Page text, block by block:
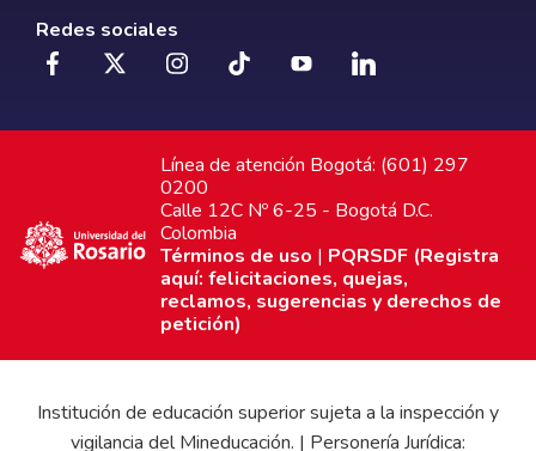
Redes sociales
Línea de atención Bogotá: (601) 297
0200
Calle 12C Nº 6-25 - Bogotá D.C.
Colombia
Términos de uso | PQRSDF (Registra
aquí: felicitaciones, quejas,
reclamos, sugerencias y derechos de
petición)
Institución de educación superior sujeta a la inspección y
vigilancia del Mineducación. | Personería Jurídica: